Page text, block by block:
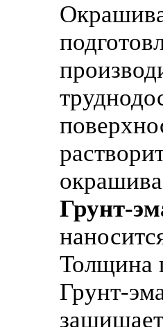
Грунт-
Толщина
Грунт-